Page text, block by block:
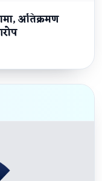
अतिक्रमण